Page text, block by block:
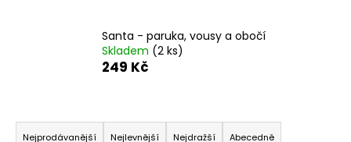
Santa - paruka, vousy a obočí
Skladem (2 ks)
249 Kč
Ř
Nejprodávanější Nejlevnější Nejdražší Abecedně
u